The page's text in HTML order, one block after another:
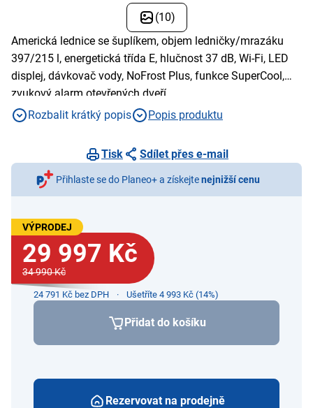
(10)
Americká lednice se šuplíkem, objem ledničky/mrazáku
397/215 l, energetická třída E, hlučnost 37 dB, Wi-Fi, LED
displej, dávkovač vody, NoFrost Plus, funkce SuperCool,
zvukový alarm otevřených dveří
Rozbalit krátký popis
Popis produktu
Tisk Sdílet přes e-mail
Přihlaste se do Planeo+ a získejtenejnižší cenu
VÝPRODEJ
29 997 Kč
34 990 Kč
24 791 Kč bez DPH Ušetříte 4 993 Kč (14%)
Přidat do košíku
Rezervovat na prodejně